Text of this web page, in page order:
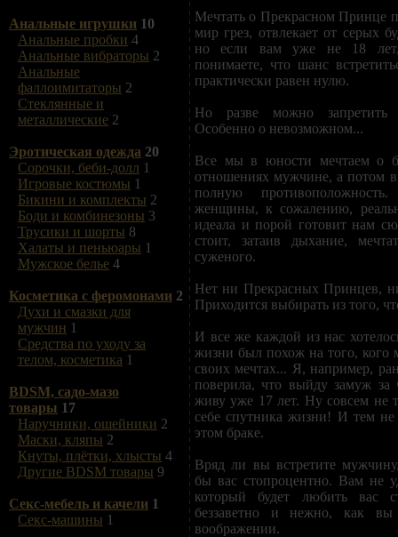
Анальные игрушки 10
Анальные пробки 4
Анальные вибраторы 2
Анальные
фаллоимитаторы 2
Стеклянные и
металлические 2
Эротическая одежда 20
Сорочки, беби-долл 1
Игровые костюмы 1
Бикини и комплекты 2
Боди и комбинезоны 3
Трусики и шорты 8
Халаты и пеньюары 1
Мужское белье 4
Косметика с феромонами 2
Духи и смазки для
мужчин 1
Средства по уходу за
телом, косметика 1
BDSM, садо-мазо
товары 17
Наручники, ошейники 2
Маски, кляпы 2
Кнуты, плётки, хлысты 4
Другие BDSM товары 9
Секс-мебель и качели 1
Секс-машины 1
Мечтать о Прекрасном Принце
мир грез, отвлекает от серых
но если вам уже не 18
понимаете, что шанс
практически равен нулю.
Но разве можно запретить
Особенно о невозможном...
Все мы в юности мечтаем о
отношениях мужчине, а потом
полную
женщины, к сожалению,
идеала и порой готовит нам
стоит, затаив дыхание,
суженого.
Нет ни Прекрасных Принцев,
Приходится выбирать из того,
И все же каждой из нас
жизни был похож на того, кого
своих мечтах... Я, например,
поверила, что выйду замуж за
живу уже 17 лет. Ну совсем не
себе спутника жизни! И тем не
этом браке.
Вряд ли вы встретите
бы вас стопроцентно. Вам не
который будет любить вас
беззаветно и нежно, как
воображении.